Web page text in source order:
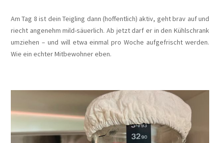
Am Tag 8 ist dein Teigling dann (hoffentlich) aktiv, geht brav auf und
riecht angenehm mild-säuerlich. Ab jetzt darf er in den Kühlschrank
umziehen – und will etwa einmal pro Woche aufgefrischt werden.
Wie ein echter Mitbewohner eben.